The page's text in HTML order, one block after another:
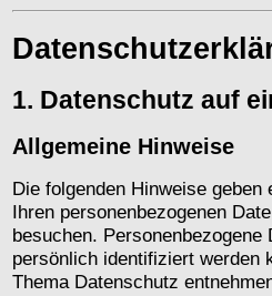
1. Datenschutz auf
Allgemeine Hinweise
Die folgenden Hinweise
Ihren personenbezogenen
besuchen.
persönlich identifiziert werden
Thema Datenschutz